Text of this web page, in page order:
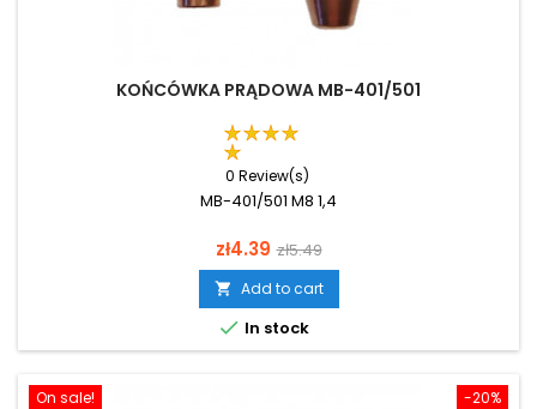
KOŃCÓWKA PRĄDOWA MB-401/501
0 Review(s)
MB-401/501 M8 1,4
Price
zł4.39 Regular
price
zł5.49
 Add to cart
 In stock
-20%
On sale!